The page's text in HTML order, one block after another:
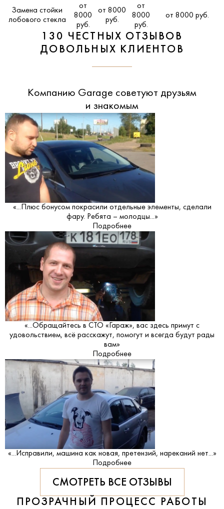
Замена стойки
лобового стекла
от
8000
руб.
от 8000
руб.
от
8000
руб.
от 8000 руб.
130 ЧЕСТНЫХ ОТЗЫВОВ
ДОВОЛЬНЫХ КЛИЕНТОВ
Компанию Garage советуют друзьям
и знакомым
«...Плюс бонусом покрасили отдельные элементы, сделали
фару. Ребята – молодцы...»
Подробнее
«...Обращайтесь в СТО «Гараж», вас здесь примут с
удовольствием, всё расскажут, помогут и всегда будут рады
вам»
Подробнее
«...Исправили, машина как новая, претензий, нареканий нет...»
Подробнее
СМОТРЕТЬ ВСЕ ОТЗЫВЫ
ПРОЗРАЧНЫЙ ПРОЦЕСС РАБОТЫ